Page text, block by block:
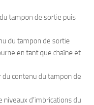
tampon de sortie puis
du tampon de sortie
en tant que chaîne et
contenu du tampon de
d’imbrications du